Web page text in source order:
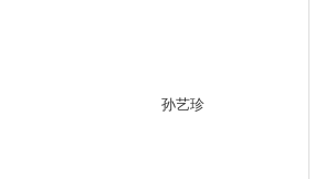
孙艺珍